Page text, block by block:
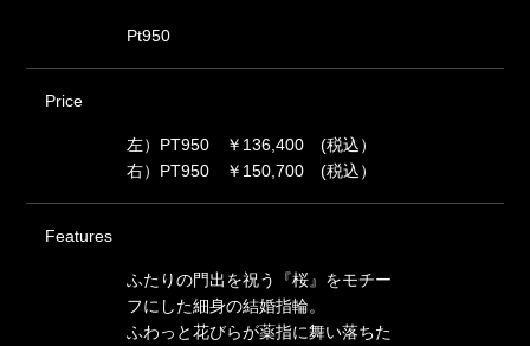
Pt950
Price
左）PT950 ￥136,400 (税込）
右）PT950 ￥150,700 (税込）
Features
ふたりの門出を祝う『桜』をモチー
フにした細身の結婚指輪。
ふわっと花びらが薬指に舞い落ちた